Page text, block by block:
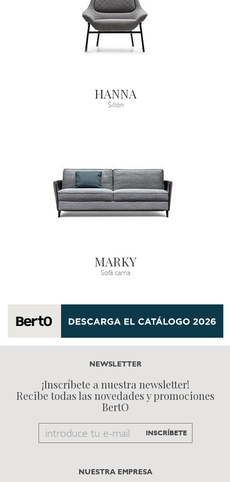
HANNA
Sillón
MARKY
Sofá cama
NEWSLETTER
¡Inscríbete a nuestra newsletter!
Recibe todas las novedades y promociones
BertO
Email
subscribe
INSCRÍBETE
NUESTRA EMPRESA